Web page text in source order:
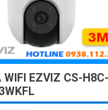
WIFI EZVIZ CS-H8C-